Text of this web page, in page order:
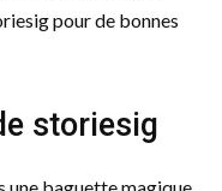
pour de bonnes
storiesig